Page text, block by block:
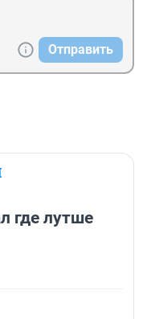
Отправить
где лутше